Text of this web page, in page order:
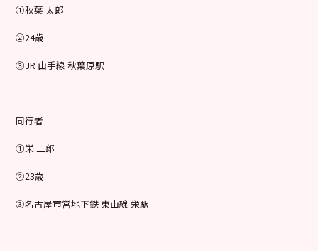
①秋葉 太郎
②24歳
③JR 山手線 秋葉原駅
同行者
①栄 二郎
②23歳
③名古屋市営地下鉄 東山線 栄駅